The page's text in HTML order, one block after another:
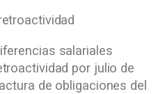
salariales
por julio de
de obligaciones del